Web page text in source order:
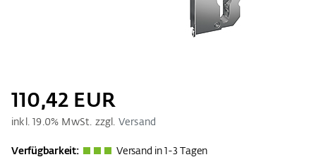
110,42 EUR
inkl. 19.0% MwSt. zzgl. Versand
Verfügbarkeit: Versand in 1-3 Tagen